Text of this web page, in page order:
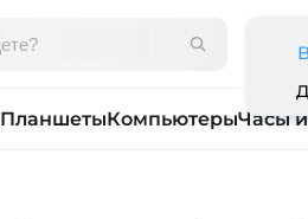
ПланшетыКомпьютерыЧасы